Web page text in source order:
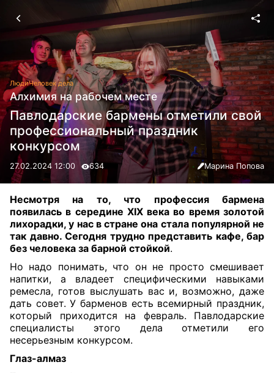
ЛюдиЧеловек дела
Алхимия на рабочем месте
Павлодарские бармены отметили свой
профессиональный праздник
конкурсом
27.02.2024 12:00 634 Марина Попова
Несмотря на то, что профессия бармена
появилась в середине XIX века во время золотой
лихорадки, у нас в стране она стала популярной не
так давно. Сегодня трудно представить кафе, бар
без человека за барной стойкой.
Но надо понимать, что он не просто смешивает
напитки, а владеет специфическими навыками
ремесла, готов выслушать вас и, возможно, даже
дать совет. У барменов есть всемирный праздник,
который приходится на февраль. Павлодарские
специалисты этого дела отметили его
несерьезным конкурсом.
Глаз-алмаз